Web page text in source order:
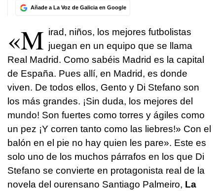
Añade a La Voz de Galicia en Google
«M irad, niños, los mejores futbolistas
juegan en un equipo que se llama
Real Madrid. Como sabéis Madrid es la capital
de España. Pues allí, en Madrid, es donde
viven. De todos ellos, Gento y Di Stefano son
los más grandes. ¡Sin duda, los mejores del
mundo! Son fuertes como torres y ágiles como
un pez ¡Y corren tanto como las liebres!» Con el
balón en el pie no hay quien les pare». Este es
solo uno de los muchos párrafos en los que Di
Stefano se convierte en protagonista real de la
novela del ourensano Santiago Palmeiro, La